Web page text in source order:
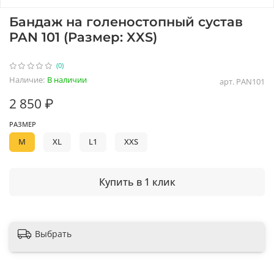
(0)
арт. PAN101
Наличие: В наличии
Бандаж на голеностопный сустав
PAN 101 (Размер: XXS)
2 850 ₽
Купить в 1 клик
РАЗМЕР
M XL L1 XXS
Выбрать